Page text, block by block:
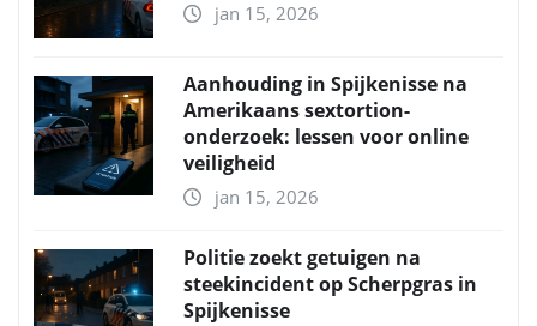
jan 15, 2026
Aanhouding in Spijkenisse na
Amerikaans sextortion-
onderzoek: lessen voor online
veiligheid
jan 15, 2026
Politie zoekt getuigen na
steekincident op Scherpgras in
Spijkenisse